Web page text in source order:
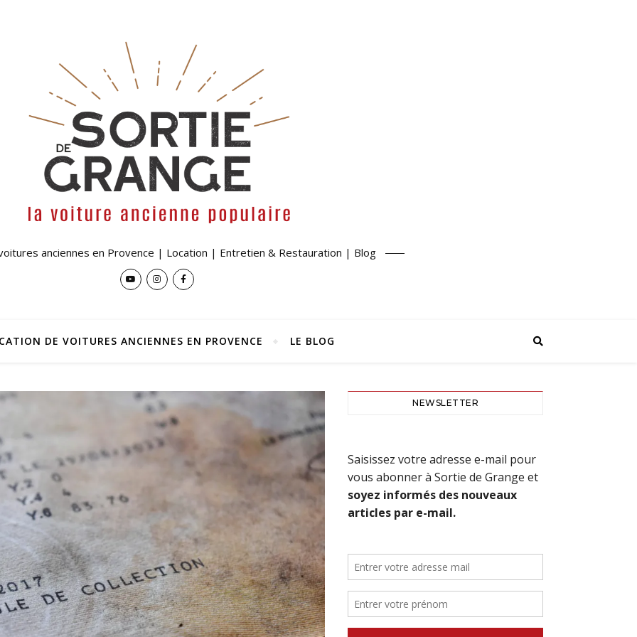
anciennes en Provence | Location | Entretien & Restauration | Blog
DE VOITURES ANCIENNES EN PROVENCE LE BLOG
NEWSLETTER